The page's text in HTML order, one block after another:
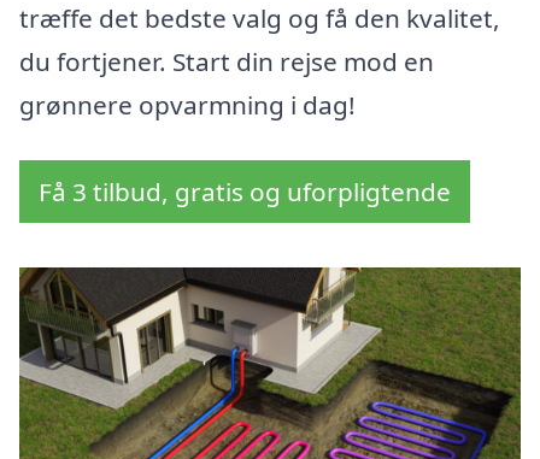
træffe det bedste valg og få den kvalitet,
du fortjener. Start din rejse mod en
grønnere opvarmning i dag!
Få 3 tilbud, gratis og uforpligtende